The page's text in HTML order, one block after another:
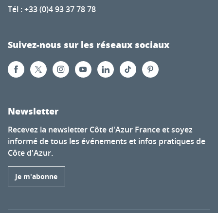
Tél : +33 (0)4 93 37 78 78
Suivez-nous sur les réseaux sociaux
Newsletter
Recevez la newsletter Côte d'Azur France et soyez
informé de tous les événements et infos pratiques de
Côte d'Azur.
Je m'abonne